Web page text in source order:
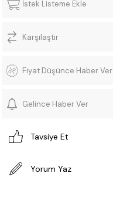
İstek Listeme Ekle
Karşılaştır
Fiyat Düşünce Haber Ver
Gelince Haber Ver
Tavsiye Et
Yorum Yaz